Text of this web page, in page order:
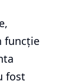
funcție
fost